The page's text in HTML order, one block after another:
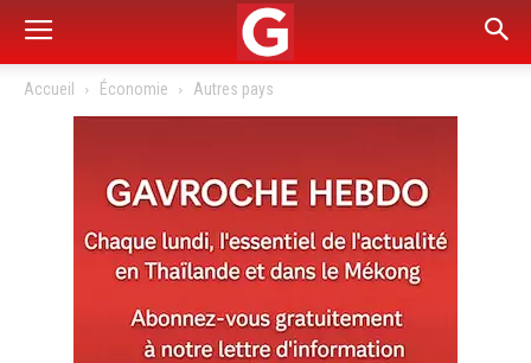
Accueil Économie Autres pays